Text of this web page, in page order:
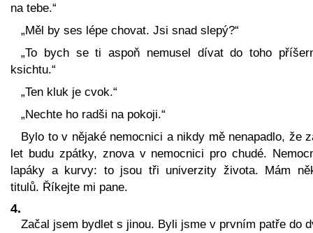
na tebe.“
„Měl by ses lépe chovat. Jsi snad slepý?“
„To bych se ti aspoň nemusel dívat do toho
ksichtu.“
„Ten kluk je cvok.“
„Nechte ho radši na pokoji.“
Bylo to v nějaké nemocnici a nikdy mě nenapadlo, že
let budu zpátky, znova v nemocnici pro chudé.
lapáky a kurvy: to jsou tři univerzity života. Mám
titulů. Říkejte mi pane.
4.
Začal jsem bydlet s jinou. Byli jsme v prvním patře do